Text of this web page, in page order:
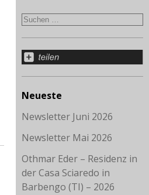
Neueste
Newsletter Juni 2026
Newsletter Mai 2026
Othmar Eder – Residenz in
der Casa Sciaredo in
Barbengo (TI) – 2026